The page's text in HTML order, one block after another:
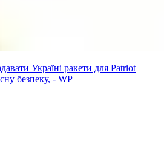
Україні ракети для Patriot
безпеку, - WP